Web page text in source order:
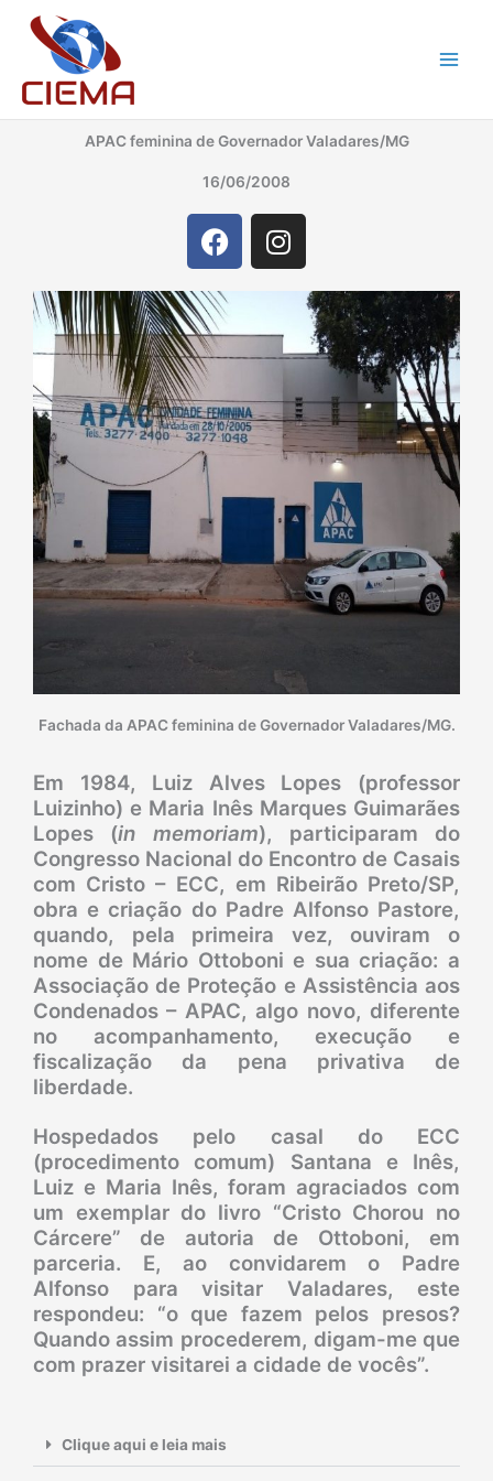
para
conteúdo
APAC feminina de Governador Valadares/MG
16/06/2008
F
a
e
b
o
o
k
I
n
a
g
a
m
Fachada da APAC feminina de Governador Valadares/MG.
Em 1984, Luiz Alves Lopes (professor
Luizinho) e Maria Inês Marques Guimarães
Lopes (in memoriam), participaram do
Congresso Nacional do Encontro de Casais
com Cristo – ECC, em Ribeirão Preto/SP,
obra e criação do Padre Alfonso Pastore,
quando, pela primeira vez, ouviram o
nome de Mário Ottoboni e sua criação: a
Associação de Proteção e Assistência aos
Condenados – APAC, algo novo, diferente
no acompanhamento, execução e
fiscalização da pena privativa de
liberdade.
Hospedados pelo casal do ECC
(procedimento comum) Santana e Inês,
Luiz e Maria Inês, foram agraciados com
um exemplar do livro “Cristo Chorou no
Cárcere” de autoria de Ottoboni, em
parceria. E, ao convidarem o Padre
Alfonso para visitar Valadares, este
respondeu: “o que fazem pelos presos?
Quando assim procederem, digam-me que
com prazer visitarei a cidade de vocês”.
Clique aqui e leia mais